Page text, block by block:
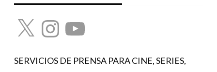
X InstagramYouTube
SERVICIOS DE PRENSA PARA CINE, SERIES,